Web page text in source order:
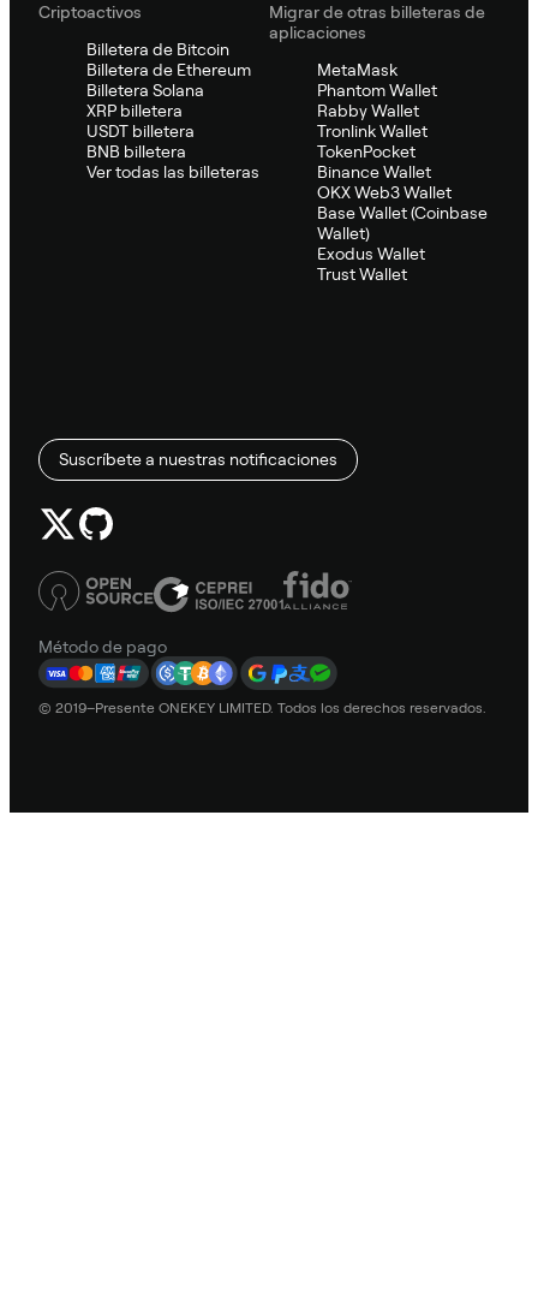
Criptoactivos
Billetera de Bitcoin
Billetera de Ethereum
Billetera Solana
XRP billetera
USDT billetera
BNB billetera
Ver todas las billeteras
Migrar de otras billeteras de
aplicaciones
MetaMask
Phantom Wallet
Rabby Wallet
Tronlink Wallet
TokenPocket
Binance Wallet
OKX Web3 Wallet
Base Wallet (Coinbase
Wallet)
Exodus Wallet
Trust Wallet
Suscríbete a nuestras notificaciones
Método de pago
© 2019–Presente ONEKEY LIMITED. Todos los derechos reservados.